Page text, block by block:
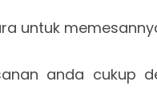
untuk
anda cukup